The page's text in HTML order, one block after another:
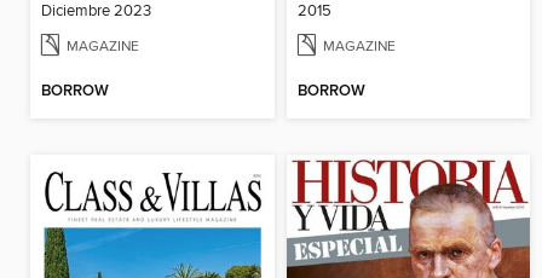
Diciembre 2023
MAGAZINE
BORROW
2015
MAGAZINE
BORROW